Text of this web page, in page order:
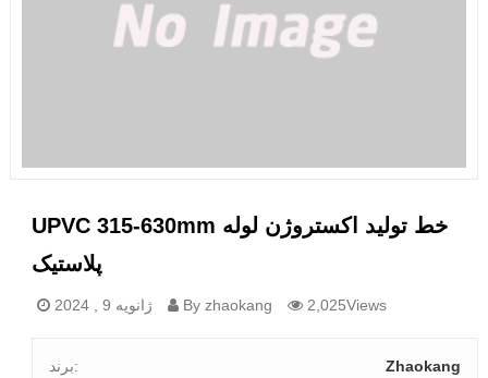
UPVC 315-630mm خط تولید اکستروژن لوله
پلاستیک
ژانویه 9 , 2024 By zhaokang 2,025Views
برند:
Zhaokang